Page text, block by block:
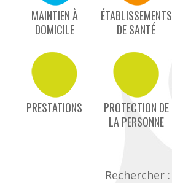
MAINTIEN À
DOMICILE
ÉTABLISSEMENTS
DE SANTÉ
PRESTATIONS
PROTECTION DE
LA PERSONNE
Rechercher :